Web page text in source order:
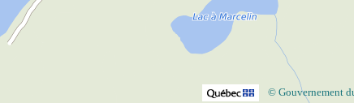
© Gouvernement